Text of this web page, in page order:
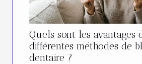
Quels sont les avantages
différentes méthodes de
dentaire ?